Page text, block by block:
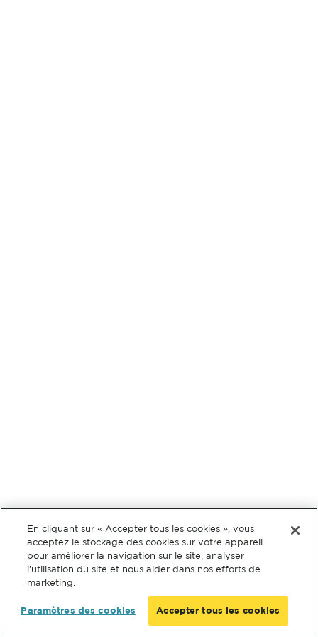
En cliquant sur « Accepter tous les cookies », vous
acceptez le stockage des cookies sur votre appareil
pour améliorer la navigation sur le site, analyser
l’utilisation du site et nous aider dans nos efforts de
marketing.
Paramètres des cookies Accepter tous les cookies